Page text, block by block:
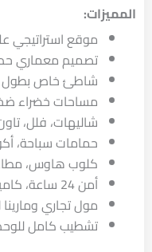
المميزات:
موقع استراتيجي
تصميم معماري
شاطئ خاص بطول 1.1 كم
مساحات خضراء
شاليهات، فلل،
حمامات سباحة،
كلوب هاوس،
أمن 24 ساعة، كاميرات مراقبة، وصيانة دائمة
مول تجاري
تشطيب كامل